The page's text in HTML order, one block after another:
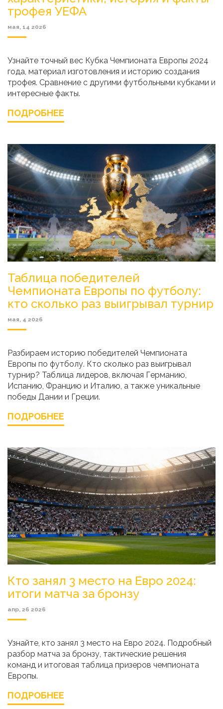
трофея УЕФА
мая, 14 2026
Узнайте точный вес Кубка Чемпионата Европы 2024
года, материал изготовления и историю создания
трофея. Сравнение с другими футбольными кубками и
интересные факты.
ПОДРОБНЕЕ
Таблица победителей
Чемпионата Европы по футболу:
кто сколько раз выигрывал турнир
мая, 4 2026
Разбираем историю победителей Чемпионата
Европы по футболу. Кто сколько раз выигрывал
турнир? Таблица лидеров, включая Германию,
Испанию, Францию и Италию, а также уникальные
победы Дании и Греции.
ПОДРОБНЕЕ
Кто занял 3 место на Евро 2024:
итоги матча за бронзу
апр, 26 2026
Узнайте, кто занял 3 место на Евро 2024. Подробный
разбор матча за бронзу, тактические решения
команд и итоговая таблица призеров чемпионата
Европы.
ПОДРОБНЕЕ